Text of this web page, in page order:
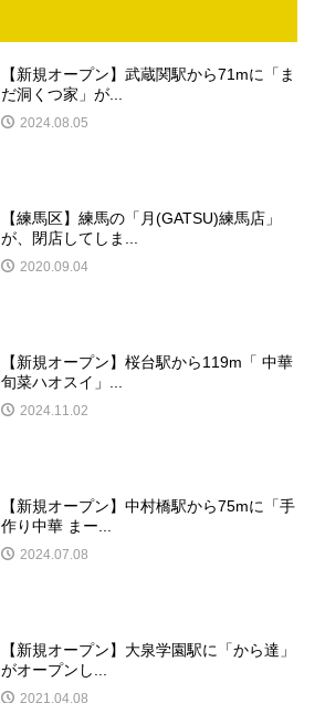
【新規オープン】武蔵関駅から71mに「ま
だ洞くつ家」が...
2024.08.05
【練馬区】練馬の「月(GATSU)練馬店」
が、閉店してしま...
2020.09.04
【新規オープン】桜台駅から119m「 中華
旬菜ハオスイ」...
2024.11.02
【新規オープン】中村橋駅から75mに「手
作り中華 まー...
2024.07.08
【新規オープン】大泉学園駅に「から達」
がオープンし...
2021.04.08